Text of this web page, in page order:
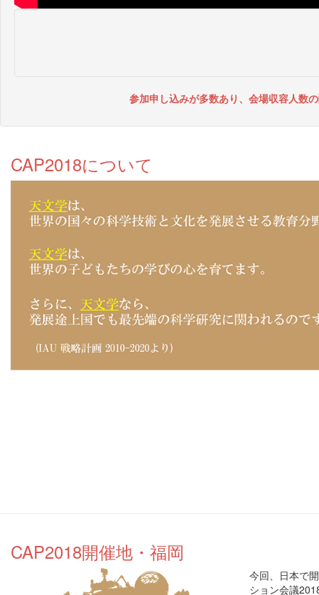
参加申し込みが多数あり、会場収容人数
CAP2018について
CAP2018開催地・福岡
今回、日本で
ション会議